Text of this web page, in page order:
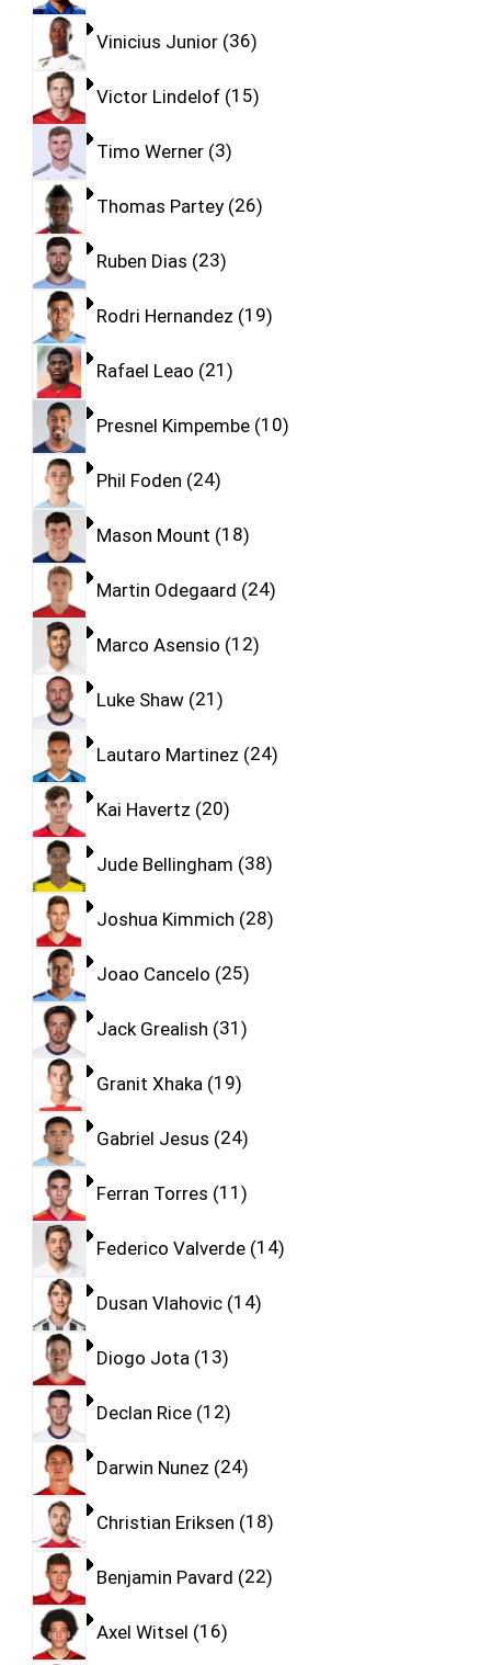
Vinicius Junior 36
Victor Lindelof 15
Timo Werner 3
Thomas Partey 26
Ruben Dias 23
Rodri Hernandez 19
Rafael Leao 21
Presnel Kimpembe 10
Phil Foden 24
Mason Mount 18
Martin Odegaard 24
Marco Asensio 12
Luke Shaw 21
Lautaro Martinez 24
Kai Havertz 20
Jude Bellingham 38
Joshua Kimmich 28
Joao Cancelo 25
Jack Grealish 31
Granit Xhaka 19
Gabriel Jesus 24
Ferran Torres 11
Federico Valverde 14
Dusan Vlahovic 14
Diogo Jota 13
Declan Rice 12
Darwin Nunez 24
Christian Eriksen 18
Benjamin Pavard 22
Axel Witsel 16